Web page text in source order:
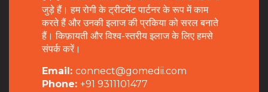
जुड़े हैं। हम रोगी के ट्रीटमेंट पार्टनर के रूप में काम
करते हैं और उनकी इलाज की प्रकिया को सरल बनाते
हैं। किफ़ायती और विश्व-स्तरीय इलाज के लिए हमसे
संपर्क करें।
Email: connect@gomedii.com
Phone: +91 9311101477